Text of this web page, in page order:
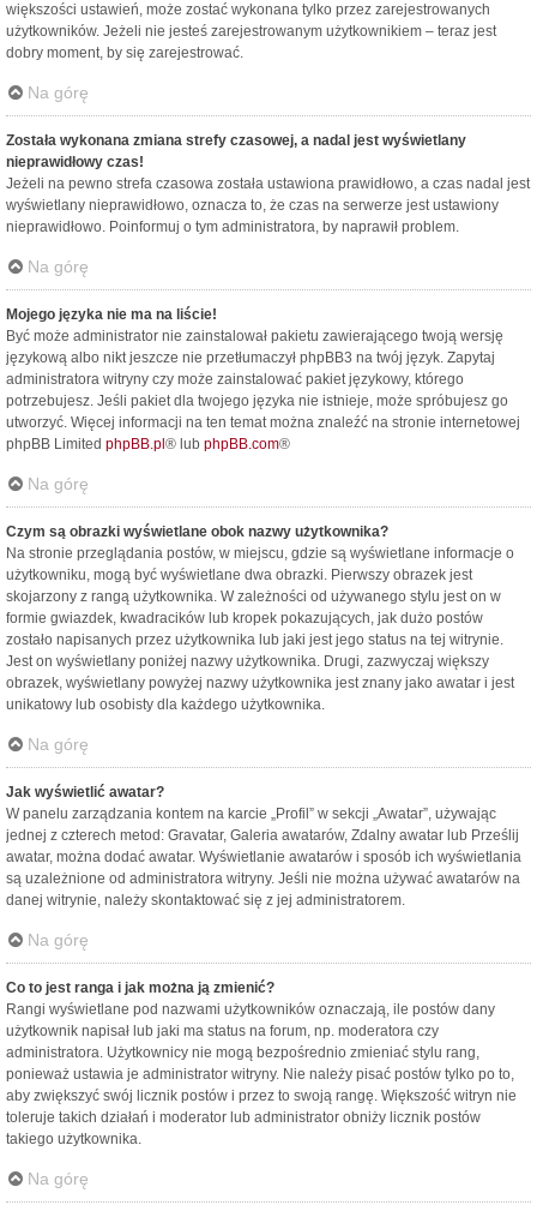
większości ustawień, może zostać wykonana tylko przez zarejestrowanych
użytkowników. Jeżeli nie jesteś zarejestrowanym użytkownikiem – teraz jest
dobry moment, by się zarejestrować.
Na górę
Została wykonana zmiana strefy czasowej, a nadal jest wyświetlany
nieprawidłowy czas!
Jeżeli na pewno strefa czasowa została ustawiona prawidłowo, a czas nadal jest
wyświetlany nieprawidłowo, oznacza to, że czas na serwerze jest ustawiony
nieprawidłowo. Poinformuj o tym administratora, by naprawił problem.
Na górę
Mojego języka nie ma na liście!
Być może administrator nie zainstalował pakietu zawierającego twoją wersję
językową albo nikt jeszcze nie przetłumaczył phpBB3 na twój język. Zapytaj
administratora witryny czy może zainstalować pakiet językowy, którego
potrzebujesz. Jeśli pakiet dla twojego języka nie istnieje, może spróbujesz go
utworzyć. Więcej informacji na ten temat można znaleźć na stronie internetowej
phpBB Limited phpBB.pl ® lub phpBB.com®
Na górę
Czym są obrazki wyświetlane obok nazwy użytkownika?
Na stronie przeglądania postów, w miejscu, gdzie są wyświetlane informacje o
użytkowniku, mogą być wyświetlane dwa obrazki. Pierwszy obrazek jest
skojarzony z rangą użytkownika. W zależności od używanego stylu jest on w
formie gwiazdek, kwadracików lub kropek pokazujących, jak dużo postów
zostało napisanych przez użytkownika lub jaki jest jego status na tej witrynie.
Jest on wyświetlany poniżej nazwy użytkownika. Drugi, zazwyczaj większy
obrazek, wyświetlany powyżej nazwy użytkownika jest znany jako awatar i jest
unikatowy lub osobisty dla każdego użytkownika.
Na górę
Jak wyświetlić awatar?
W panelu zarządzania kontem na karcie „Profil” w sekcji „Awatar”, używając
jednej z czterech metod: Gravatar, Galeria awatarów, Zdalny awatar lub Prześlij
awatar, można dodać awatar. Wyświetlanie awatarów i sposób ich wyświetlania
są uzależnione od administratora witryny. Jeśli nie można używać awatarów na
danej witrynie, należy skontaktować się z jej administratorem.
Na górę
Co to jest ranga i jak można ją zmienić?
Rangi wyświetlane pod nazwami użytkowników oznaczają, ile postów dany
użytkownik napisał lub jaki ma status na forum, np. moderatora czy
administratora. Użytkownicy nie mogą bezpośrednio zmieniać stylu rang,
ponieważ ustawia je administrator witryny. Nie należy pisać postów tylko po to,
aby zwiększyć swój licznik postów i przez to swoją rangę. Większość witryn nie
toleruje takich działań i moderator lub administrator obniży licznik postów
takiego użytkownika.
Na górę